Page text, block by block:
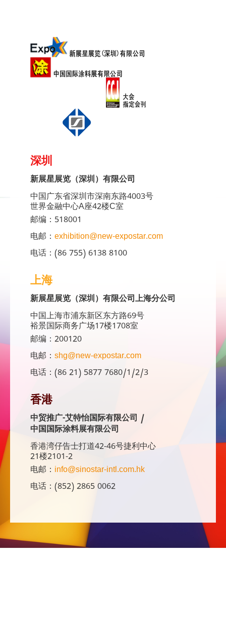
深圳
新展星展览（深圳）有限公司
中国广东省深圳市深南东路4003号
世界金融中心A座42楼C室
邮编：518001
电邮： exhibition@new-expostar.com
电话：(86 755) 6138 8100
上海
新展星展览（深圳）有限公司上海分公司
中国上海市浦东新区东方路69号
裕景国际商务广场17楼1708室
邮编：200120
电邮： shg@new-expostar.com
电话：(86 21) 5877 7680/1/2/3
香港
中贸推广-艾特怡国际有限公司 /
中国国际涂料展有限公司
香港湾仔告士打道42-46号捷利中心
21楼2101-2
电邮： info@sinostar-intl.com.hk
电话：(852) 2865 0062